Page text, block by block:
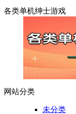
各类单机绅士游戏
网站分类
未分类